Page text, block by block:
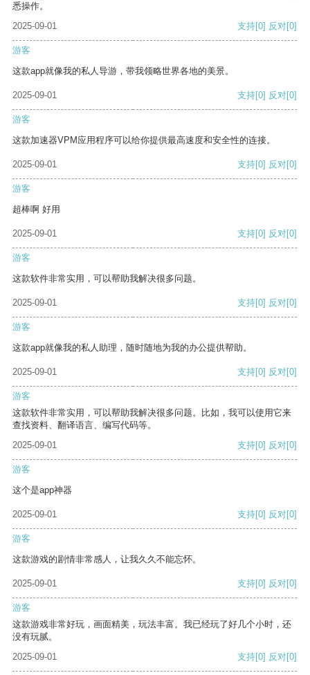
悉操作。
2025-09-01
支持[0] 反对[0]
游客
这款app就像我的私人导游，带我领略世界各地的美景。
2025-09-01 支持[0] 反对[0]
游客
这款加速器VPM应用程序可以给你提供最高速度和安全性的连接。
2025-09-01 支持[0] 反对[0]
游客
超棒啊 好用
2025-09-01 支持[0] 反对[0]
游客
这款软件非常实用，可以帮助我解决很多问题。
2025-09-01 支持[0] 反对[0]
游客
这款app就像我的私人助理，随时随地为我的办公提供帮助。
2025-09-01 支持[0] 反对[0]
游客
这款软件非常实用，可以帮助我解决很多问题。比如，我可以使用它来
查找资料、翻译语言、编写代码等。
2025-09-01
支持[0] 反对[0]
游客
这个是app神器
2025-09-01 支持[0] 反对[0]
游客
这款游戏的剧情非常感人，让我久久不能忘怀。
2025-09-01 支持[0] 反对[0]
游客
这款游戏非常好玩，画面精美，玩法丰富。我已经玩了好几个小时，还
没有玩腻。
2025-09-01
支持[0] 反对[0]